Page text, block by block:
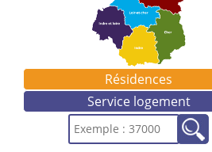
Résidences
Service logement